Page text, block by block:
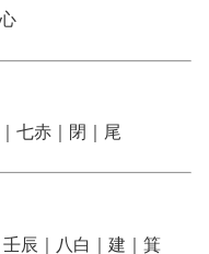
｜七赤｜閉｜尾
壬辰｜八白｜建｜箕